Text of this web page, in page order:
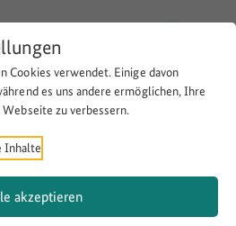
Cookies verwendet. Einige davon
es uns andere ermöglichen, Ihre
zu verbessern.
Inhalte
akzeptieren
Schwelle